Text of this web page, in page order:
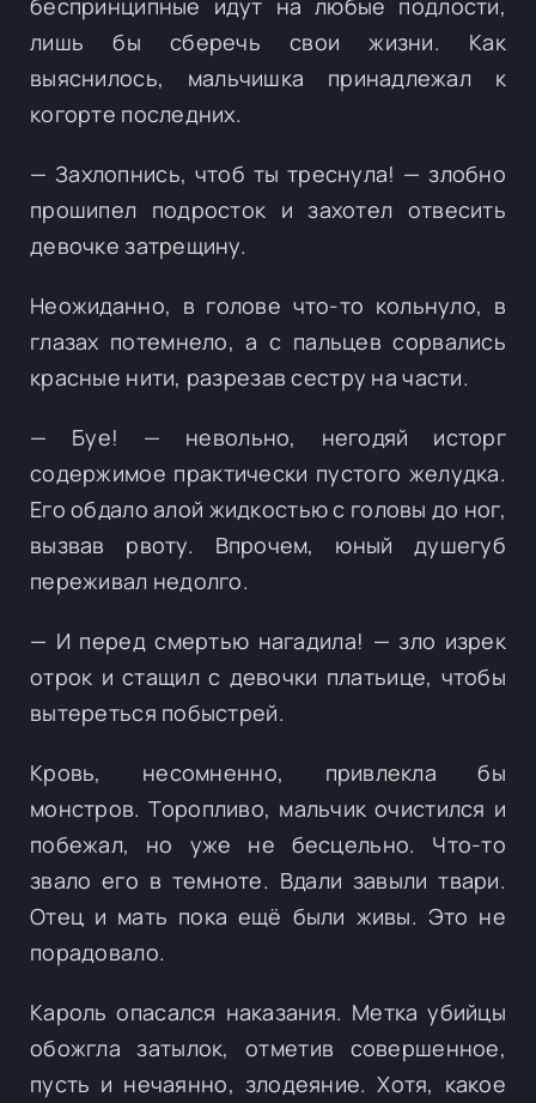
беспринципные идут на любые подлости,
лишь бы сберечь свои жизни. Как
выяснилось, мальчишка принадлежал к
когорте последних.
— Захлопнись, чтоб ты треснула! — злобно
прошипел подросток и захотел отвесить
девочке затрещину.
Неожиданно, в голове что-то кольнуло, в
глазах потемнело, а с пальцев сорвались
красные нити, разрезав сестру на части.
— Буе! — невольно, негодяй исторг
содержимое практически пустого желудка.
Его обдало алой жидкостью с головы до ног,
вызвав рвоту. Впрочем, юный душегуб
переживал недолго.
— И перед смертью нагадила! — зло изрек
отрок и стащил с девочки платьице, чтобы
вытереться побыстрей.
Кровь, несомненно, привлекла бы
монстров. Торопливо, мальчик очистился и
побежал, но уже не бесцельно. Что-то
звало его в темноте. Вдали завыли твари.
Отец и мать пока ещё были живы. Это не
порадовало.
Кароль опасался наказания. Метка убийцы
обожгла затылок, отметив совершенное,
пусть и нечаянно, злодеяние. Хотя, какое